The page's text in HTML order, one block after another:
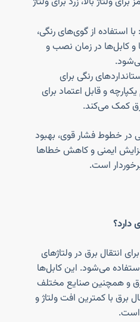
: با استفاده از گوی‌های رنگی،
در زمان نصب و
رنگی برای
و قابل اعتماد برای
کمک می‌کند.
در خطوط فشار قوی، بهبود
ایمنی و کاهش خطاها
است.
دارد؟
انتقال برق در ولتاژهای
۳۰ کیلو ولت) استفاده می‌شود. این کابل‌ها
و همچنین صنایع مختلف
برق با کمترین افت ولتاژ و
است.